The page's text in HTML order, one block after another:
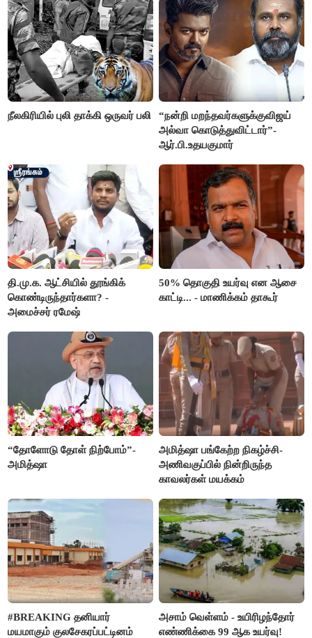
நீலகிரியில் புலி தாக்கி ஒருவர் பலி
“நன்றி மறந்தவர்களுக்குவிஜய்
அல்வா கொடுத்துவிட்டார்”-
ஆர்.பி.உதயகுமார்
தி.மு.க. ஆட்சியில் தூங்கிக்
கொண்டிருந்தார்களா? -
அமைச்சர் ரமேஷ்
50% தொகுதி உயர்வு என ஆசை
காட்டி... - மாணிக்கம் தாகூர்
“தோளோடு தோள் நிற்போம்”-
அமித்ஷா
அமித்ஷா பங்கேற்ற நிகழ்ச்சி-
அணிவகுப்பில் நின்றிருந்த
காவலர்கள் மயக்கம்
#BREAKING தனியார்
மயமாகும் குலசேகரப்பட்டினம்
அசாம் வெள்ளம் - உயிரிழந்தோர்
எண்ணிக்கை 99 ஆக உயர்வு!